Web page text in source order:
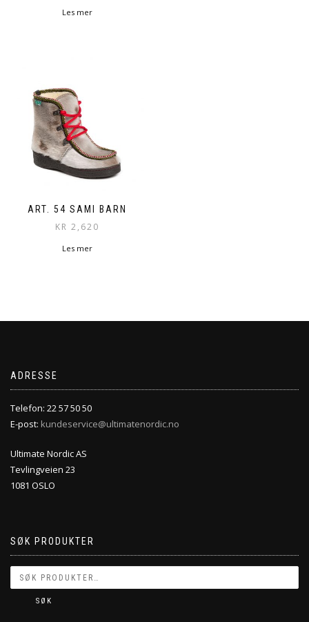
Les mer
ART. 54 SAMI BARN
KR 2,620
Les mer
ADRESSE
Telefon: 22 57 50 50
E-post: kundeservice@ultimatenordic.no
Ultimate Nordic AS
Tevlingveien 23
1081 OSLO
SØK PRODUKTER
SØK